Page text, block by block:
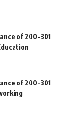
of 200-301
of 200-301